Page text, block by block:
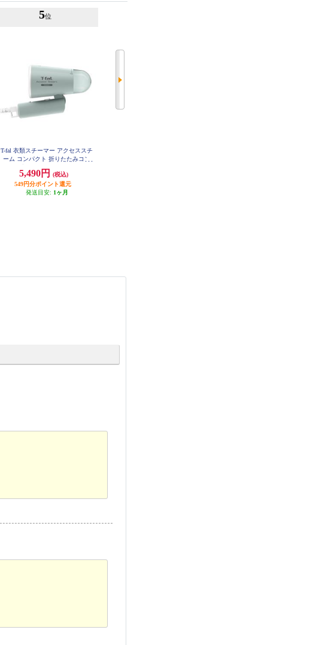
5位
T-fal 衣類スチーマー アクセススチ
ーム コンパクト 折りたたみコン
量670g DT1034J0
5,490円
(税込)
549円分ポイント還元
発送目安: 1ヶ月